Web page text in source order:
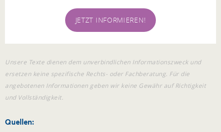
JETZT INFORMIEREN!
Unsere Texte dienen dem unverbindlichen Informationszweck und
ersetzen keine spezifische Rechts- oder Fachberatung. Für die
angebotenen Informationen geben wir keine Gewähr auf Richtigkeit
und Vollständigkeit.
Quellen: